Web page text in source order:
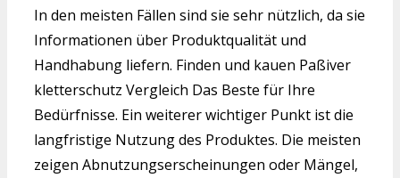
In den meisten Fällen sind sie sehr nützlich, da sie
Informationen über Produktqualität und
Handhabung liefern. Finden und kauen Paßiver
kletterschutz Vergleich Das Beste für Ihre
Bedürfnisse. Ein weiterer wichtiger Punkt ist die
langfristige Nutzung des Produktes. Die meisten
zeigen Abnutzungserscheinungen oder Mängel,